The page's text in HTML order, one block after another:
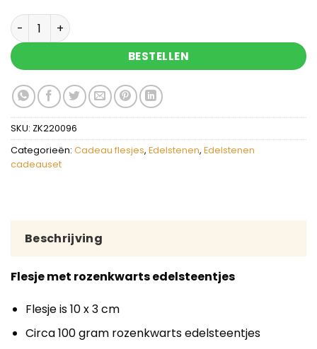
Flesje met rozenkwarts edelsteentjes en
BESTELLEN
SKU: ZK220096
Categorieën: Cadeau flesjes, Edelstenen, Edelstenen
cadeauset
Beschrijving
Flesje met rozenkwarts edelsteentjes
Flesje is 10 x 3 cm
Circa 100 gram rozenkwarts edelsteentjes